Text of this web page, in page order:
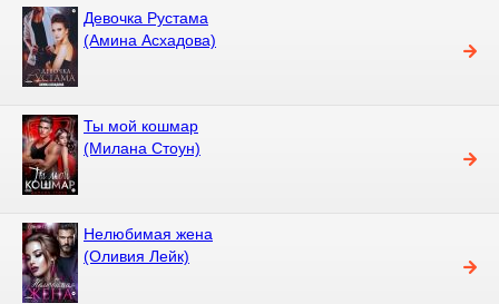
Девочка Рустама
(Амина Асхадова)
Ты мой кошмар
(Милана Стоун)
Нелюбимая жена
(Оливия Лейк)